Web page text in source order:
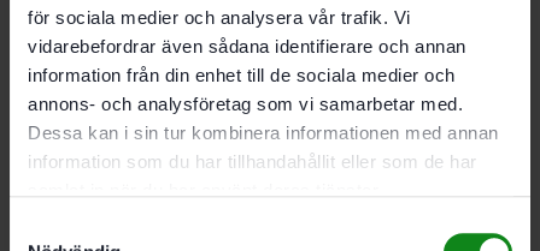
för sociala medier och analysera vår trafik. Vi
vidarebefordrar även sådana identifierare och annan
information från din enhet till de sociala medier och
annons- och analysföretag som vi samarbetar med.
Dessa kan i sin tur kombinera informationen med annan
information som du har tillhandahållit eller som de har
Beskrivning Teknisk Data Recensioner (0)
Egenskaper
Många alternativ för mottagning och uppspelning